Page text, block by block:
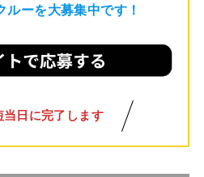
ーを大募集中です！
当日に完了します